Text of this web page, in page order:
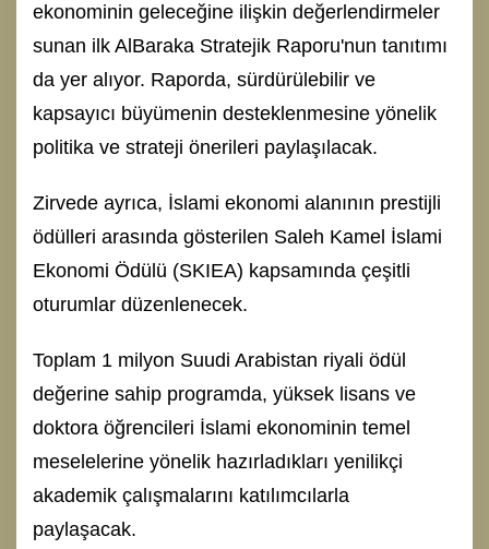
ekonominin geleceğine ilişkin değerlendirmeler
sunan ilk AlBaraka Stratejik Raporu'nun tanıtımı
da yer alıyor. Raporda, sürdürülebilir ve
kapsayıcı büyümenin desteklenmesine yönelik
politika ve strateji önerileri paylaşılacak.
Zirvede ayrıca, İslami ekonomi alanının prestijli
ödülleri arasında gösterilen Saleh Kamel İslami
Ekonomi Ödülü (SKIEA) kapsamında çeşitli
oturumlar düzenlenecek.
Toplam 1 milyon Suudi Arabistan riyali ödül
değerine sahip programda, yüksek lisans ve
doktora öğrencileri İslami ekonominin temel
meselelerine yönelik hazırladıkları yenilikçi
akademik çalışmalarını katılımcılarla
paylaşacak.